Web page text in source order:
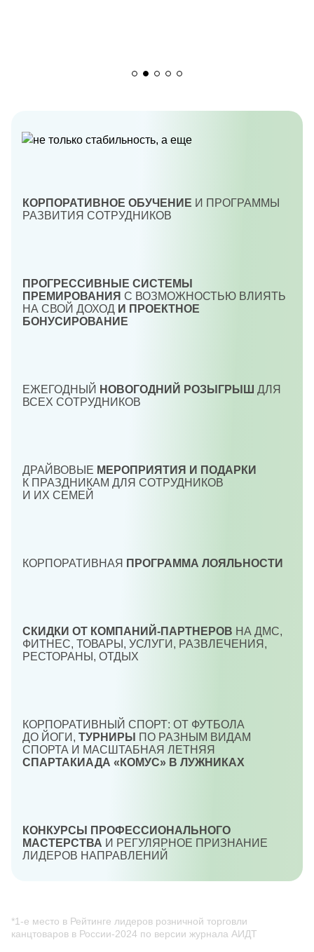
КОРПОРАТИВНОЕ ОБУЧЕНИЕ И ПРОГРАММЫ
РАЗВИТИЯ СОТРУДНИКОВ
ПРОГРЕССИВНЫЕ СИСТЕМЫ
ПРЕМИРОВАНИЯ С ВОЗМОЖНОСТЬЮ ВЛИЯТЬ
НА СВОЙ ДОХОД И ПРОЕКТНОЕ
БОНУСИРОВАНИЕ
ЕЖЕГОДНЫЙ НОВОГОДНИЙ РОЗЫГРЫШ ДЛЯ
ВСЕХ СОТРУДНИКОВ
ДРАЙВОВЫЕ МЕРОПРИЯТИЯ И ПОДАРКИ
К ПРАЗДНИКАМ ДЛЯ СОТРУДНИКОВ
И ИХ СЕМЕЙ
КОРПОРАТИВНАЯ ПРОГРАММА ЛОЯЛЬНОСТИ
СКИДКИ ОТ КОМПАНИЙ-ПАРТНЕРОВ НА ДМС,
ФИТНЕС, ТОВАРЫ, УСЛУГИ, РАЗВЛЕЧЕНИЯ,
РЕСТОРАНЫ, ОТДЫХ
КОРПОРАТИВНЫЙ СПОРТ: ОТ ФУТБОЛА
ДО ЙОГИ, ТУРНИРЫ
ПО РАЗНЫМ ВИДАМ
СПОРТА И МАСШТАБНАЯ ЛЕТНЯЯ
СПАРТАКИАДА «КОМУС» В ЛУЖНИКАХ
КОНКУРСЫ ПРОФЕССИОНАЛЬНОГО
МАСТЕРСТВА И РЕГУЛЯРНОЕ ПРИЗНАНИЕ
ЛИДЕРОВ НАПРАВЛЕНИЙ
*1-е место в Рейтинге лидеров розничной торговли
канцтоваров в России-2024 по версии журнала АИДТ